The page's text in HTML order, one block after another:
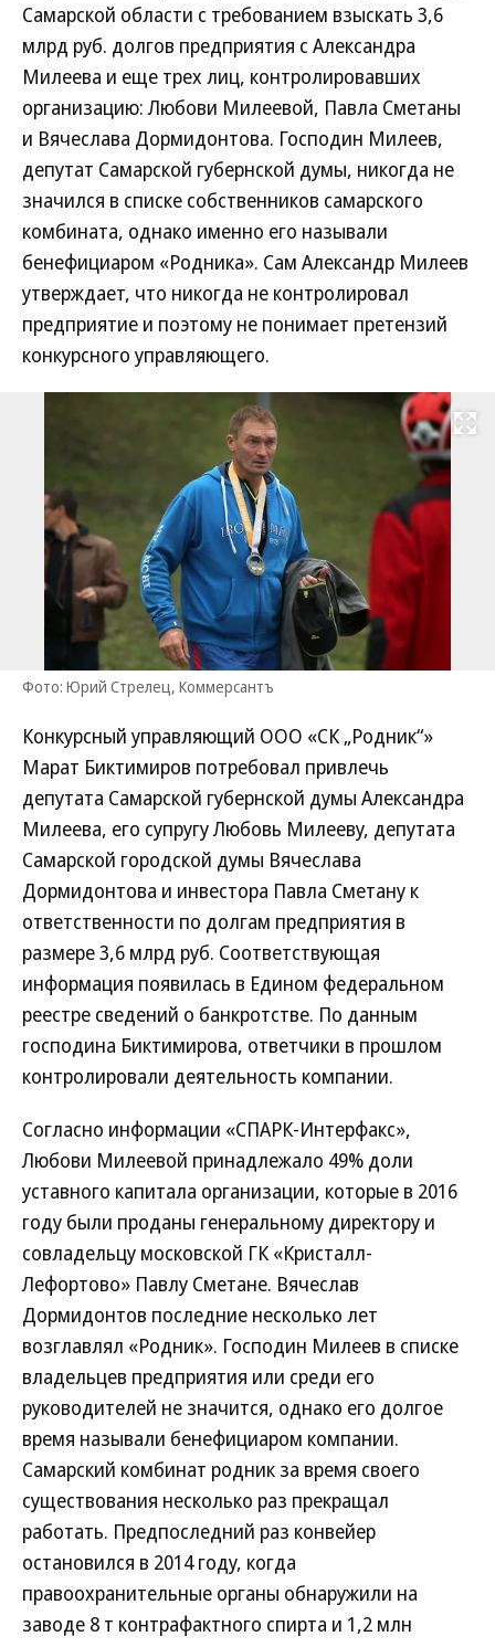
Самарской области с требованием взыскать 3,6
млрд руб. долгов предприятия с Александра
Милеева и еще трех лиц, контролировавших
организацию: Любови Милеевой, Павла Сметаны
и Вячеслава Дормидонтова. Господин Милеев,
депутат Самарской губернской думы, никогда не
значился в списке собственников самарского
комбината, однако именно его называли
бенефициаром «Родника». Сам Александр Милеев
утверждает, что никогда не контролировал
предприятие и поэтому не понимает претензий
конкурсного управляющего.
Развернуть
Фото: Юрий Стрелец, Коммерсантъ
Конкурсный управляющий ООО «СК „Родник“»
Марат Биктимиров потребовал привлечь
депутата Самарской губернской думы Александра
Милеева, его супругу Любовь Милееву, депутата
Самарской городской думы Вячеслава
Дормидонтова и инвестора Павла Сметану к
ответственности по долгам предприятия в
размере 3,6 млрд руб. Соответствующая
информация появилась в Едином федеральном
реестре сведений о банкротстве. По данным
господина Биктимирова, ответчики в прошлом
контролировали деятельность компании.
Согласно информации «СПАРК-Интерфакс»,
Любови Милеевой принадлежало 49% доли
уставного капитала организации, которые в 2016
году были проданы генеральному директору и
совладельцу московской ГК «Кристалл­
Лефортово» Павлу Сметане. Вячеслав
Дормидонтов последние несколько лет
возглавлял «Родник». Господин Милеев в списке
владельцев предприятия или среди его
руководителей не значится, однако его долгое
время называли бенефициаром компании.
Самарский комбинат родник за время своего
существования несколько раз прекращал
работать. Предпоследний раз конвейер
остановился в 2014 году, когда
правоохранительные органы обнаружили на
заводе 8 т контрафактного спирта и 1,2 млн